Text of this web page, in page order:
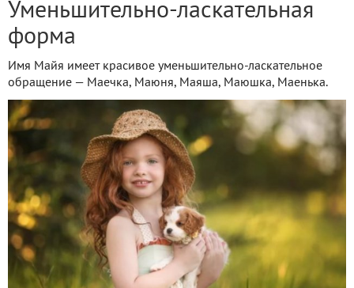
Уменьшительно-ласкательная
форма
Имя Майя имеет красивое уменьшительно-ласкательное
обращение — Маечка, Маюня, Маяша, Маюшка, Маенька.